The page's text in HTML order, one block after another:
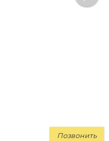
Позвонить